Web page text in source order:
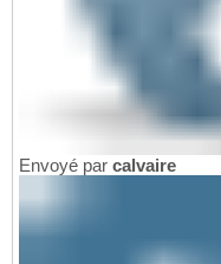
Envoyé par calvaire